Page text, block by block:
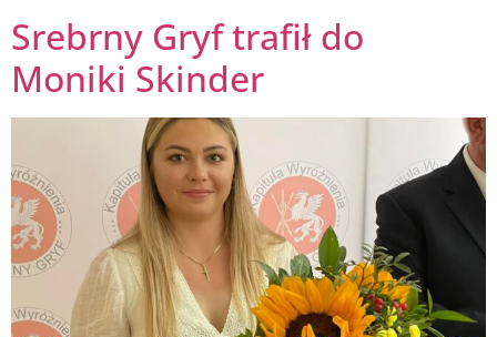
Srebrny Gryf trafił do
Moniki Skinder